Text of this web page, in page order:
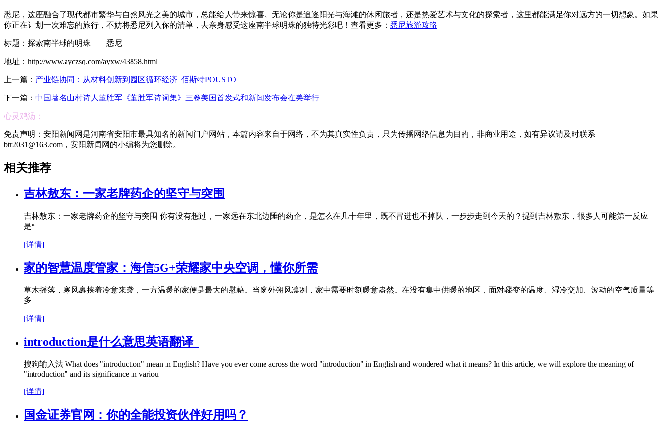
悉尼，这座融合了现代都市繁华与自然风光之美的城市，总能给人带来惊喜。无论你是追逐阳光与海滩的休闲旅者，还是热爱艺术与文化的探索者，这里都能满足你对远方的一切想象。如果
你正在计划一次难忘的旅行，不妨将悉尼列入你的清单，去亲身感受这座南半球明珠的独特光彩吧！查看更多： 悉尼旅游攻略
标题：探索南半球的明珠——悉尼
地址：http://www.ayczsq.com/ayxw/43858.html
上一篇： 产业链协同：从材料创新到园区循环经济_佰斯特POUSTO
下一篇： 中国著名山村诗人董胜军《董胜军诗词集》三卷美国首发式和新闻发布会在美举行
心灵鸡汤：
免责声明：安阳新闻网是河南省安阳市最具知名的新闻门户网站，本篇内容来自于网络，不为其真实性负责，只为传播网络信息为目的，非商业用途，如有异议请及时联系
btr2031@163.com，安阳新闻网的小编将为您删除。
相关推荐
吉林敖东：一家老牌药企的坚守与突围
吉林敖东：一家老牌药企的坚守与突围 你有没有想过，一家远在东北边陲的药企，是怎么在几十年里，既不冒进也不掉队，一步步走到今天的？提到吉林敖东，很多人可能第一反应
是“
[详情]
家的智慧温度管家：海信5G+荣耀家中央空调，懂你所需
草木摇落，寒风裹挟着冷意来袭，一方温暖的家便是最大的慰藉。当窗外朔风凛冽，家中需要时刻暖意盎然。在没有集中供暖的地区，面对骤变的温度、湿冷交加、波动的空气质量等
多
[详情]
introduction是什么意思英语翻译_
搜狗输入法 What does "introduction" mean in English? Have you ever come across the word "introduction" in English and wondered what it means? In this article, we will explore the meaning of
"introduction" and its significance in variou
[详情]
国金证券官网：你的全能投资伙伴好用吗？